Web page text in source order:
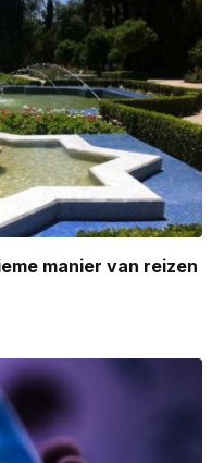
manier van reizen